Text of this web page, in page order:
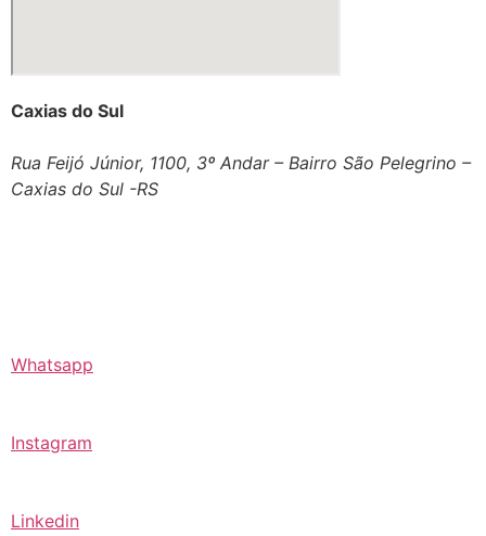
Caxias do Sul
Rua Feijó Júnior, 1100, 3º Andar – Bairro São Pelegrino –
Caxias do Sul -RS
Whatsapp
Instagram
Linkedin